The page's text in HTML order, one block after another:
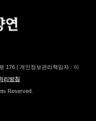
176 | 개인정보관리책임자 : 이
리방침